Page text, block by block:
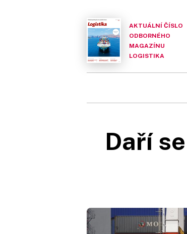
AKTUÁLNÍ ČÍSLO
ODBORNÉHO
MAGAZÍNU
LOGISTIKA
Daří